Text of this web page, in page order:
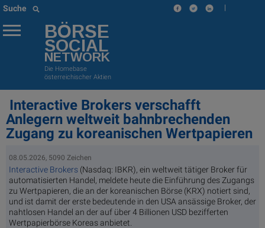
Suche |
BÖRSE
SOCIAL
NETWORK
Die Homebase
österreichischer Aktien
Interactive Brokers verschafft
Anlegern weltweit bahnbrechenden
Zugang zu koreanischen Wertpapieren
08.05.2026, 5090 Zeichen
Interactive Brokers (Nasdaq: IBKR), ein weltweit tätiger Broker für
automatisierten Handel, meldete heute die Einführung des Zugangs
zu Wertpapieren, die an der koreanischen Börse (KRX) notiert sind,
und ist damit der erste bedeutende in den USA ansässige Broker, der
nahtlosen Handel an der auf über 4 Billionen USD bezifferten
Wertpapierbörse Koreas anbietet.